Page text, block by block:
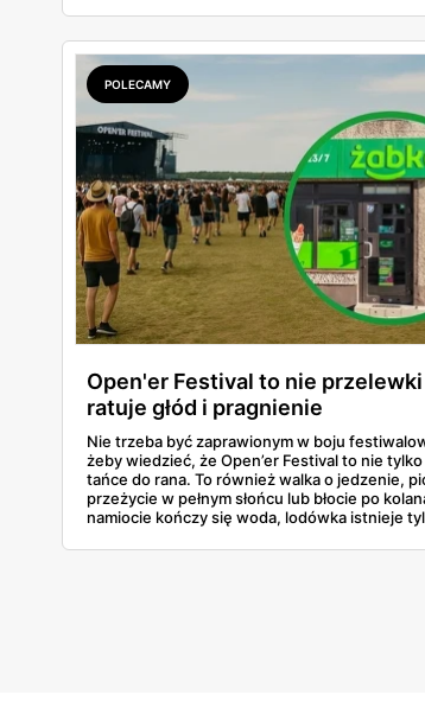
proszą o porównanie — gotowce z rogu ulicy
pudełko od kuriera.
POLECAMY
Open'er Festival to nie przelewki
ratuje głód i pragnienie
Nie trzeba być zaprawionym w boju
żeby wiedzieć, że Open’er Festival to nie
tańce do rana. To również walka o jedzenie,
przeżycie w pełnym słońcu lub błocie po
namiocie kończy się woda, lodówka istnieje
sceny — na pomoc przychodzi stary, dobry